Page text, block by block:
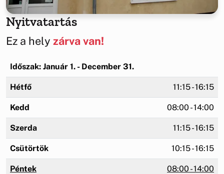
Nyitvatartás
Ez a hely zárva van!
Időszak: Január 1. - December 31.
Hétfő 11:15 - 16:15
Kedd 08:00 - 14:00
Szerda 11:15 - 16:15
Csütörtök 10:15 - 16:15
Péntek 08:00 - 14:00